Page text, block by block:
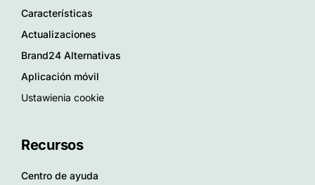
Características
Actualizaciones
Brand24 Alternativas
Aplicación móvil
Ustawienia cookie
Recursos
Centro de ayuda